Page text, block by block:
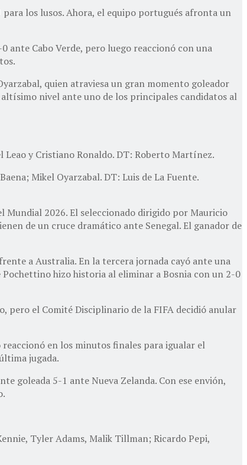
los lusos. Ahora, el equipo portugués afronta un
ante Cabo Verde, pero luego reaccionó con una
quien atraviesa un gran momento goleador
nivel ante uno de los principales candidatos al
Leao y Cristiano Ronaldo. DT: Roberto Martínez.
Mikel Oyarzabal. DT: Luis de La Fuente.
Mundial 2026. El seleccionado dirigido por Mauricio
de un cruce dramático ante Senegal. El ganador de
a Australia. En la tercera jornada cayó ante una
Pochettino hizo historia al eliminar a Bosnia con un 2-0
pero el Comité Disciplinario de la FIFA decidió anular
en los minutos finales para igualar el
jugada.
goleada 5-1 ante Nueva Zelanda. Con ese envión,
Tyler Adams, Malik Tillman; Ricardo Pepi,